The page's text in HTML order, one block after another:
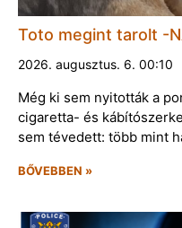
Toto megint tarolt -
2026. augusztus. 6. 00:10
Még ki sem nyitották a
cigaretta- és
sem tévedett: több mint
BŐVEBBEN »